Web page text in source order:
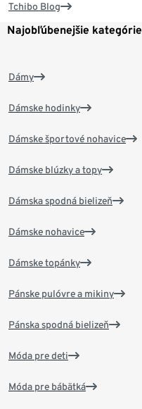
Tchibo Blog
Najobľúbenejšie kategórie
Dámy
Dámske hodinky
Dámske športové nohavice
Dámske blúzky a topy
Dámska spodná bielizeň
Dámske nohavice
Dámske topánky
Pánske pulóvre a mikiny
Pánska spodná bielizeň
Móda pre deti
Móda pre bábätká